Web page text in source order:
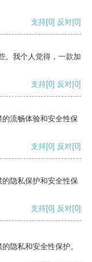
支持[0] 反对[0]
。我个人觉得，一款加
支持[0] 反对[0]
流畅体验和安全性保
支持[0] 反对[0]
隐私保护和安全性保
支持[0] 反对[0]
隐私和安全性保护。